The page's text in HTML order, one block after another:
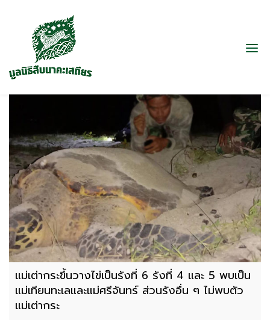
แม่เต่ากระขึ้นวางไข่เป็นรังที่ 6 รังที่ 4 และ 5 พบเป็น
แม่เทียนทะเลและแม่ศรีจันทร์ ส่วนรังอื่น ๆ ไม่พบตัว
แม่เต่ากระ